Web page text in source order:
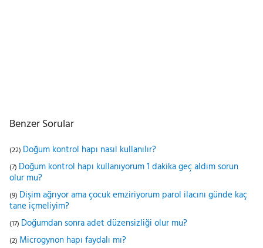
Benzer Sorular
(22) Doğum kontrol hapı nasıl kullanılır?
(7) Doğum kontrol hapı kullanıyorum 1 dakika geç aldım sorun
olur mu?
(9) Dişim ağrıyor ama çocuk emziriyorum parol ilacını günde kaç
tane içmeliyim?
(17) Doğumdan sonra adet düzensizliği olur mu?
(2) Microgynon hapı faydalı mı?